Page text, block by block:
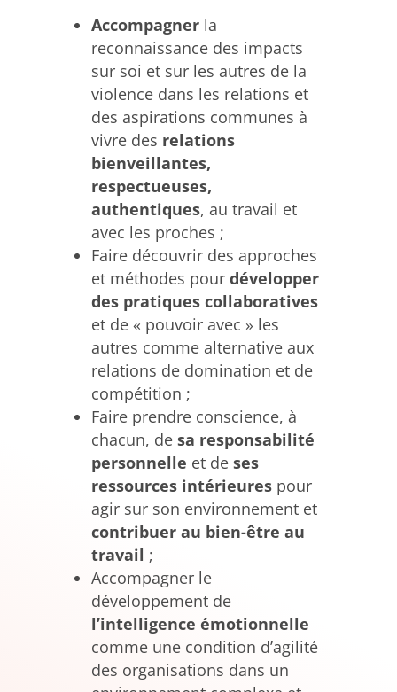
Accompagner la
reconnaissance des impacts
sur soi et sur les autres de la
violence dans les relations et
des aspirations communes à
vivre des relations
bienveillantes,
respectueuses,
authentiques, au travail et
avec les proches ;
Faire découvrir des approches
et méthodes pour développer
des pratiques collaboratives
et de « pouvoir avec » les
autres comme alternative aux
relations de domination et de
compétition ;
Faire prendre conscience, à
chacun, desa responsabilité
personnelle et de ses
ressources intérieurespour
agir sur son environnement et
contribuer au bien-être au
travail ;
Accompagner le
développement de
l’intelligence émotionnelle
comme une condition d’agilité
des organisations dans un